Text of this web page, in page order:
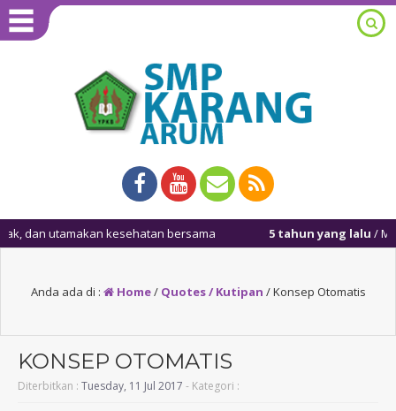
utamakan kesehatan bersama 5 tahun yang lalu/ Masuk
Anda ada di : Home/ Quotes / Kutipan /Konsep Otomatis
KONSEP OTOMATIS
Diterbitkan : Tuesday, 11 Jul 2017 - Kategori :